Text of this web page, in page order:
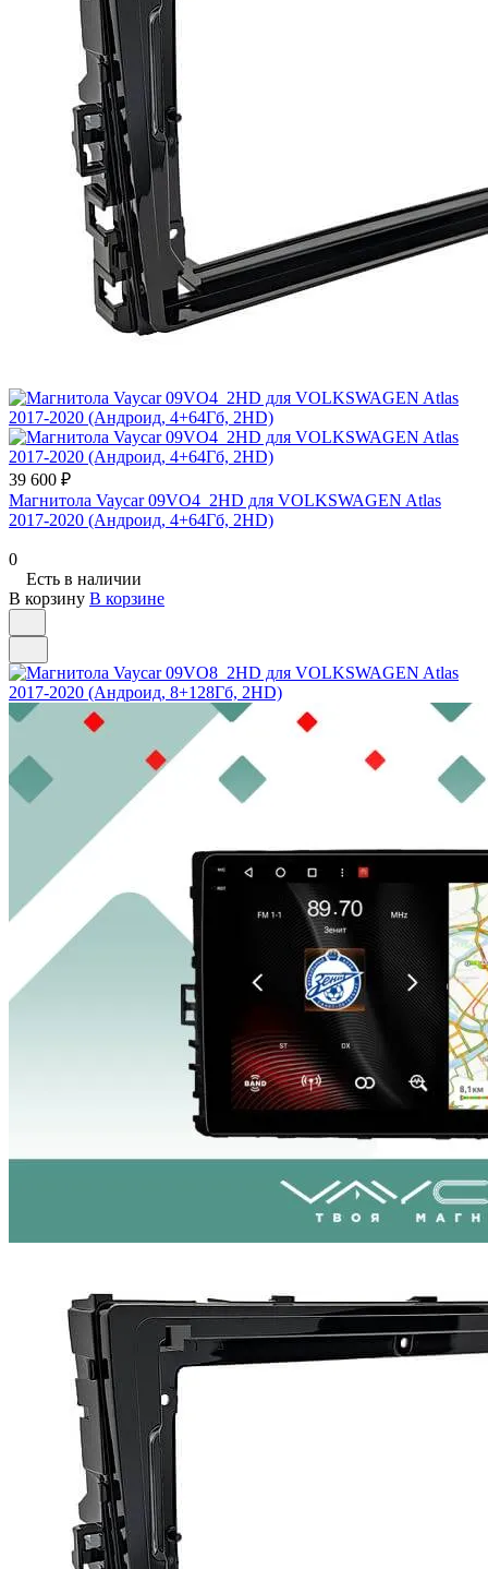
39 600 ₽
Магнитола Vaycar 09VO4_2HD для VOLKSWAGEN Atlas
2017-2020 (Андроид, 4+64Гб, 2HD)
0
Есть в наличии
В корзину В корзине